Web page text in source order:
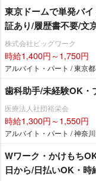
東京ドームで単発バ
証あり/履歴書不要/文
株式会社ビッグワーク
時給1,400円～1,750円
アルバイト・パート / 東京都
歯科助手/未経験OK・
医療法人社団裕栄会
時給1,300円～1,550円
アルバイト・パート / 神奈
Wワーク・かけもち
日から/日払いOK・時